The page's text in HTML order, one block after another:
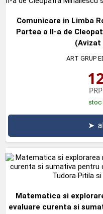
Comunicare in Limba
Partea a II-a de
(Avizat
ART GRUP
stoc
➤
Matematica si
evaluare curenta si